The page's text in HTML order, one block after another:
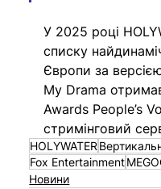
У 2025 році
списку
Європи за
My Drama
Awards People’s
стримінговий
HOLYWATER
Fox Entertainment
Новини